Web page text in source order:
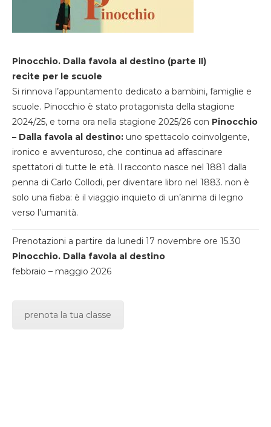
Pinocchio. Dalla favola al destino (parte II)
recite per le scuole
Si rinnova l’appuntamento dedicato a bambini, famiglie e
scuole. Pinocchio è stato protagonista della stagione
2024/25, e torna ora nella stagione 2025/26 con Pinocchio
– Dalla favola al destino: uno spettacolo coinvolgente,
ironico e avventuroso, che continua ad affascinare
spettatori di tutte le età. Il racconto nasce nel 1881 dalla
penna di Carlo Collodi, per diventare libro nel 1883. non è
solo una fiaba: è il viaggio inquieto di un’anima di legno
verso l’umanità.
Prenotazioni a partire da lunedi 17 novembre ore 15.30
Pinocchio. Dalla favola al destino
febbraio – maggio 2026
prenota la tua classe